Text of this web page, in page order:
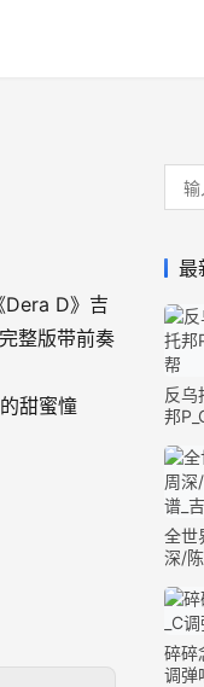
Dera D》吉
整版带前奏
甜蜜憧
最
反乌
邦
全世
深/陈
碎碎
调弹